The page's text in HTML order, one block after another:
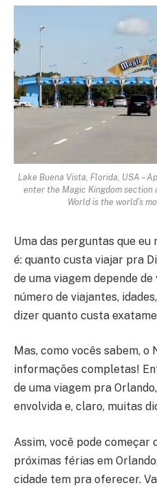
Lake Buena Vista, Florida, USA –
enter the Magic Kingdom section
World is the world’s
Uma das perguntas que
é: quanto custa viajar pra
de uma viagem depende
número de viajantes,
dizer quanto custa
Mas, como vocês sabem,
informações completas!
de uma viagem pra
envolvida e, claro, muitas
Assim, você pode começar
próximas férias em
cidade tem pra oferecer.